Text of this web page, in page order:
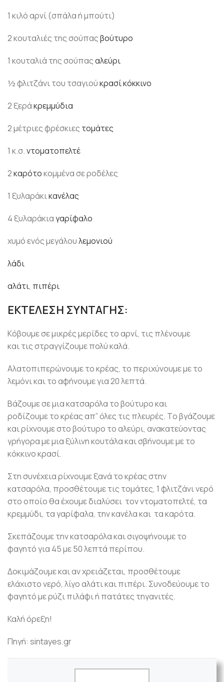
1 κιλό αρνί (σπάλα ή μπούτι)
2 κουταλιές της σούπαςβούτυρο
1 κουταλιά της σούπαςαλεύρι
½ φλιτζάνι του τσαγιούκρασί κόκκινο
2 ξεράκρεμμύδια
2 μέτριες φρέσκιες τομάτες
1 κ.σ.ντοματοπελτέ
2καρότοκομμένα σε ροδέλες
1 ξυλαράκικανέλας
4 ξυλαράκιαγαρίφαλο
χυμό ενός μεγάλουλεμονιού
λάδι
αλάτι, πιπέρι
ΕΚΤΕΛΕΣΗ ΣΥΝΤΑΓΗΣ:
Kόβουμε σε μικρές μερίδες το αρνί, τις πλένουμε
και τις στραγγίζουμε πολύ καλά.
Aλατοπιπερώνουμε το κρέας, το περιχύνουμε με το
λεμόνι και το αφήνουμε για 20 λεπτά.
Bάζουμε σε μια κατσαρόλα το βούτυρο και
ροδίζουμε το κρέας απ” όλες τις πλευρές. Tο βγάζουμε
και ρίχνουμε στο βούτυρο το αλεύρι, ανακατεύοντας
γρήγορα με μια ξύλινη κουτάλα και σβήνουμε με το
κόκκινο κρασί.
Στη συνέχεια ρίχνουμε ξανά το κρέας στην
κατσαρόλα, προσθέτουμε τις τομάτες, 1 φλιτζάνι νερό
στο οποίο θα έχουμε διαλύσει τον ντοματοπελτέ, τα
κρεμμύδι, τα γαρίφαλα, την κανέλα και τα καρότα.
Σκεπάζουμε την κατσαρόλα και σιγοψήνουμε το
φαγητό για 45 με 50 λεπτά περίπου.
Δοκιμάζουμε και αν χρειάζεται, προσθέτουμε
ελάχιστο νερό, λίγο αλάτι και πιπέρι. Συνοδεύουμε το
φαγητό με ρύζι πιλάφι ή πατάτες τηγανιτές.
Καλή όρεξη!
Πηγή: sintayes.gr